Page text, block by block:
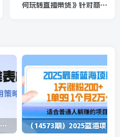
何玩转直播带货》针对商家
（14280期）Deepseek+多维表格，银行营销新利器，深度解析应用策略，提升营销效果